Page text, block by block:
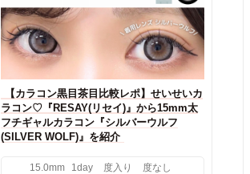
【カラコン黒目茶目比較レポ】せいせいカ
ラコン♡『RESAY(リセイ)』から15mm太
フチギャルカラコン『シルバーウルフ
(SILVER WOLF)』を紹介
15.0mm 1day 度入り 度なし